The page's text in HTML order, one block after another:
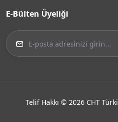
E-Bülten Üyeliği
Telif Hakkı © 2026 CHT